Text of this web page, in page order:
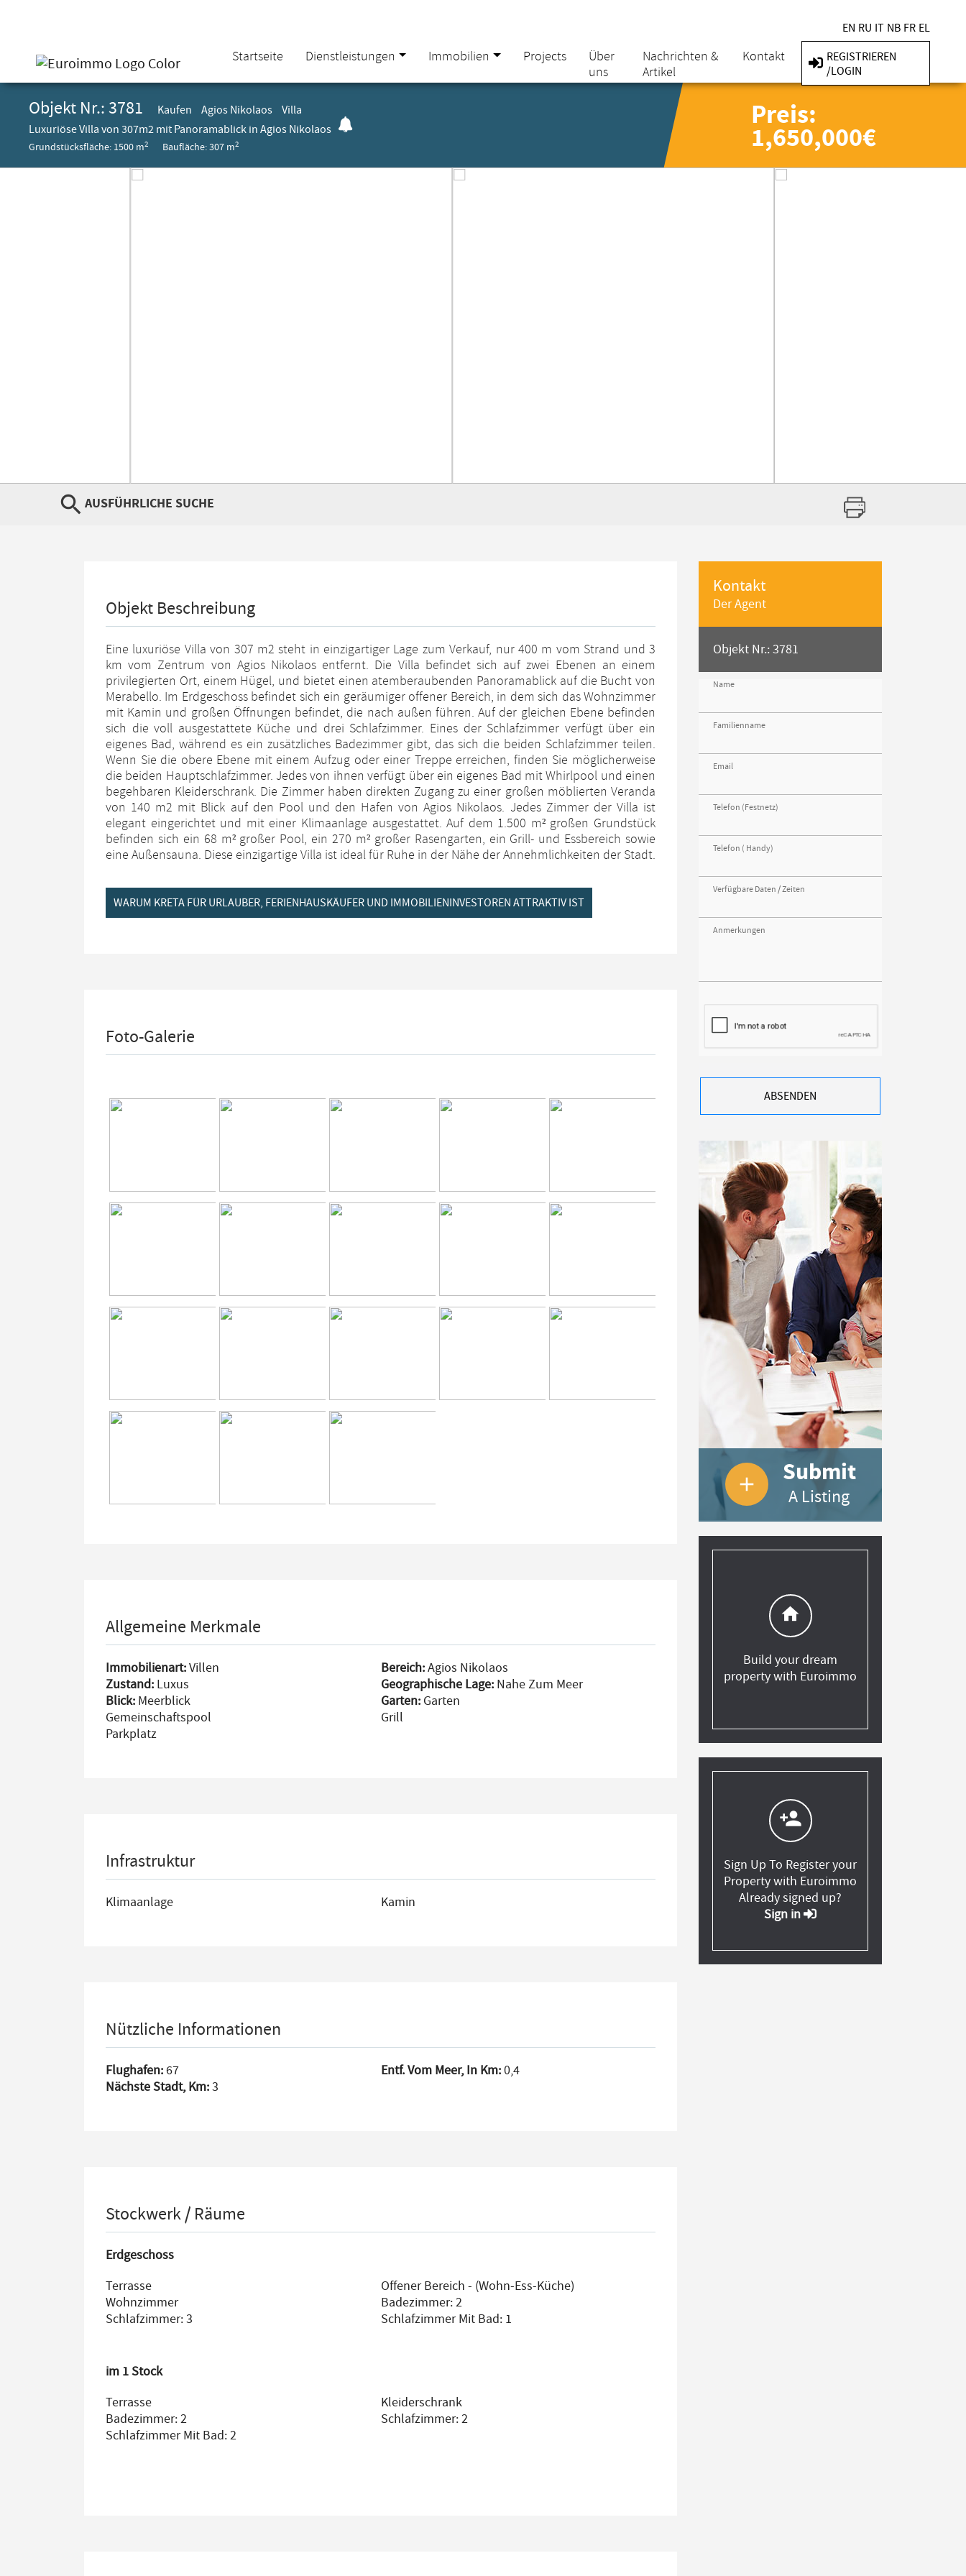
Startseite Dienstleistungen Immobilien Projects
Über
uns
Nachrichten &
Artikel
Kontakt
EN RU IT NB FR EL
REGISTRIEREN
/LOGIN
Objekt Nr.: 3781 Kaufen Agios Nikolaos
Villa
Luxuriöse Villa von 307m2 mit Panoramablick in Agios Nikolaos
Grundstücksfläche: 1500 m2 Baufläche: 307 m2
Preis:
1,650,000€
AUSFÜHRLICHE SUCHE
Objekt Beschreibung
Eine luxuriöse Villa von 307 m2 steht in einzigartiger Lage zum Verkauf, nur 400 m vom Strand und 3
km vom Zentrum von Agios Nikolaos entfernt. Die Villa befindet sich auf zwei Ebenen an einem
privilegierten Ort, einem Hügel, und bietet einen atemberaubenden Panoramablick auf die Bucht von
Merabello. Im Erdgeschoss befindet sich ein geräumiger offener Bereich, in dem sich das Wohnzimmer
mit Kamin und großen Öffnungen befindet, die nach außen führen. Auf der gleichen Ebene befinden
sich die voll ausgestattete Küche und drei Schlafzimmer. Eines der Schlafzimmer verfügt über ein
eigenes Bad, während es ein zusätzliches Badezimmer gibt, das sich die beiden Schlafzimmer teilen.
Wenn Sie die obere Ebene mit einem Aufzug oder einer Treppe erreichen, finden Sie möglicherweise
die beiden Hauptschlafzimmer. Jedes von ihnen verfügt über ein eigenes Bad mit Whirlpool und einen
begehbaren Kleiderschrank. Die Zimmer haben direkten Zugang zu einer großen möblierten Veranda
von 140 m2 mit Blick auf den Pool und den Hafen von Agios Nikolaos. Jedes Zimmer der Villa ist
elegant eingerichtet und mit einer Klimaanlage ausgestattet. Auf dem 1.500 m² großen Grundstück
befinden sich ein 68 m² großer Pool, ein 270 m² großer Rasengarten, ein Grill- und Essbereich sowie
eine Außensauna. Diese einzigartige Villa ist ideal für Ruhe in der Nähe der Annehmlichkeiten der Stadt.
WARUM KRETA FÜR URLAUBER, FERIENHAUSKÄUFER UND IMMOBILIENINVESTOREN ATTRAKTIV IST
Foto-Galerie
Allgemeine Merkmale
Immobilienart:Villen Bereich:Agios Nikolaos
Zustand: Luxus Geographische Lage:Nahe Zum Meer
Blick: Meerblick Garten:Garten
Gemeinschaftspool
Grill
Parkplatz
Infrastruktur
Klimaanlage Kamin
Nützliche Informationen
Flughafen:67 Entf. Vom Meer, In Km:0,4
Nächste Stadt, Km:3
Stockwerk / Räume
Erdgeschoss
Terrasse
Offener Bereich - (Wohn-Ess-Küche)
Wohnzimmer
Badezimmer: 2
Schlafzimmer: 3
Schlafzimmer Mit Bad: 1
im 1 Stock
Terrasse
Kleiderschrank
Badezimmer: 2
Schlafzimmer: 2
Schlafzimmer Mit Bad: 2
Kontakt
Der Agent
Objekt Nr.: 3781
Name
Familienname
Email
Telefon (Festnetz)
Telefon ( Handy)
Verfügbare Daten / Zeiten
Anmerkungen
ABSENDEN
add Submit
A Listing
home
Build your dream
property with Euroimmo
person_add
Sign Up To Register your
Property with Euroimmo
Already signed up?
Sign in